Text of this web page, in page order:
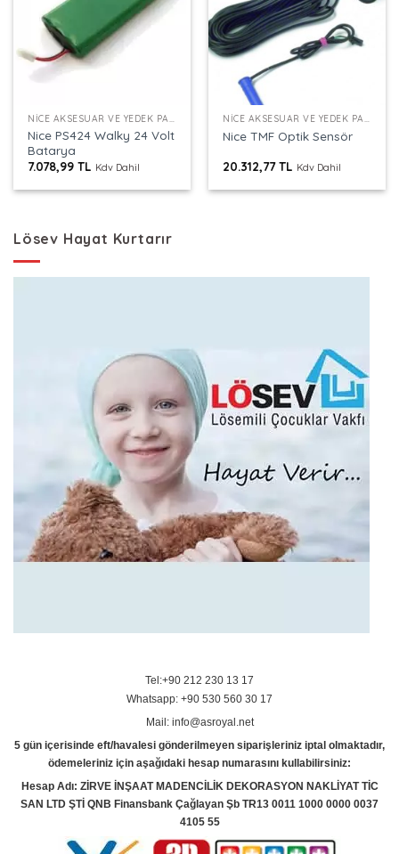
NICE AKSESUAR VE YEDEK PARÇALAR
Nice PS424 Walky 24 Volt
Batarya
7.078,99TL Kdv Dahil
NICE AKSESUAR VE YEDEK PARÇALAR
Nice TMF Optik Sensör
20.312,77TL Kdv Dahil
Lösev Hayat Kurtarır
Tel:+90 212 230 13 17
Whatsapp: +90 530 560 30 17
Mail: info@asroyal.net
5 gün içerisinde eft/havalesi gönderilmeyen siparişleriniz iptal olmaktadır,
ödemeleriniz için aşağıdaki hesap numarasını kullabilirsiniz:
Hesap Adı: ZİRVE İNŞAAT MADENCİLİK DEKORASYON NAKLİYAT TİC
SAN LTD ŞTİ QNB Finansbank Çağlayan Şb TR13 0011 1000 0000 0037
4105 55